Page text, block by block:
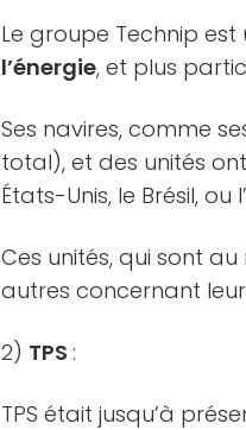
Le groupe Technip
l’énergie, et plus
Ses navires, comme
total), et des unités
États-Unis, le Brésil, ou
Ces unités, qui sont
autres concernant
2) TPS :
TPS était jusqu’à